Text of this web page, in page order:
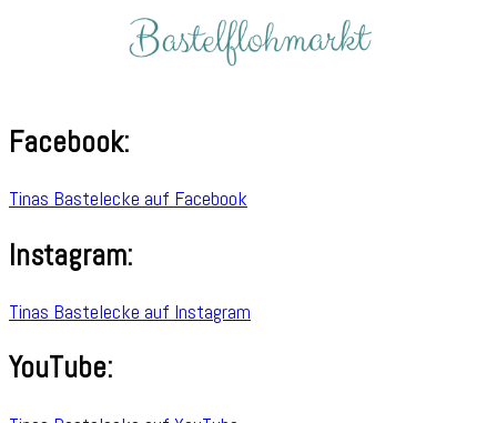
Facebook:
Tinas Bastelecke auf Facebook
Instagram:
Tinas Bastelecke auf Instagram
YouTube: